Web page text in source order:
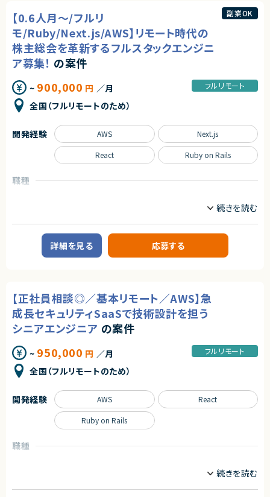
【0.6人月～/フルリ
モ/Ruby/Next.js/AWS】リモート時代の
株主総会を革新するフルスタックエンジニ
ア募集！ の案件
~ 900,000 円 ／月
全国（フルリモートのため）
フルリモート
副業OK
職種
業務内容
自社サービスとして展開するバーチャル株主総会システムの開発を、技術面
でともにリードしていただけるフルスタックエンジニアを募集します。
サービスを利用されるお客様は業界はさまざまですが大手エンタープライズ
【業務内容詳細】
・エンハンスや新規機能開発（Ruby on RailsとNext.jsを使用してフルスタ
ックに開発）
・インフラ環境の構築（AWS）
・冗長化や高速化、監視の強化
・コードレビュー対応
・顧客からの要望があった際の対応
・定例MTGへの参加
※チケットはやりたいことベースで書かれており、定例MTGで割り振っていく
反応いただきたい。
※サーバーサイドとフロントエンドの割合は半々です。
求めるスキル
・Ruby on Rails／Next.jsでの開発のご経験のある方
開発経験 AWS Next.js
React Ruby on Rails
詳細を見る 応募する
【正社員相談◎／基本リモート／AWS】急
成長セキュリティSaaSで技術設計を担う
シニアエンジニア の案件
~ 950,000 円 ／月
全国（フルリモートのため）
フルリモート
職種
業務内容
開発経験 AWS React
Ruby on Rails